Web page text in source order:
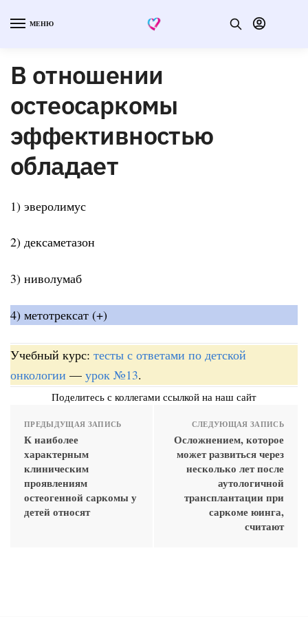
МЕНЮ
В отношении
остеосаркомы
эффективностью
обладает
1) эверолимус
2) дексаметазон
3) ниволумаб
4) метотрексат (+)
Учебный курс: тесты с ответами по детской
онкологии — урок №13.
Поделитесь с коллегами ссылкой на наш сайт
ПРЕДЫДУЩАЯ ЗАПИСЬ
К наиболее
характерным
клиническим
проявлениям
остеогенной саркомы у
детей относят
СЛЕДУЮЩАЯ ЗАПИСЬ
Осложнением, которое
может развиться через
несколько лет после
аутологичной
трансплантации при
саркоме юинга,
считают